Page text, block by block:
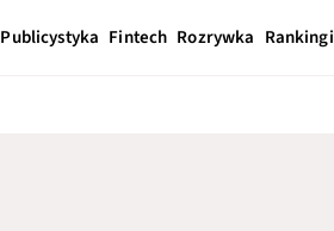
Publicystyka Fintech Rozrywka Rankingi